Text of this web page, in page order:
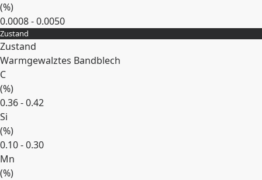
(%)
0.0008 - 0.0050
Erweitern
Zustand
Zustand
Warmgewalztes Bandblech
C
(%)
0.36 - 0.42
Si
(%)
0.10 - 0.30
Mn
(%)